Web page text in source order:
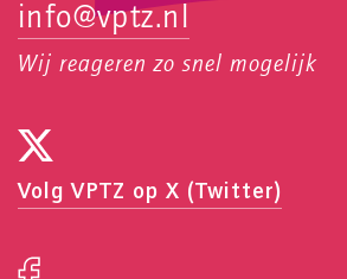
info@vptz.nl
Wij reageren zo snel mogelijk
Volg VPTZ op X (Twitter)